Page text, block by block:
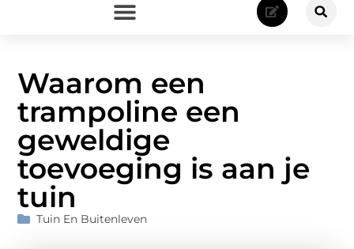
Waarom een
trampoline een
geweldige
toevoeging is aan je
tuin
Tuin En Buitenleven